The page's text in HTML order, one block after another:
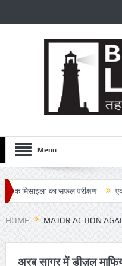
Menu
मिसाइल’ का सफल परीक्षण एक
गिरफ्तार
HOME MAJOR ACTION
अरब सागर में डीज़ल